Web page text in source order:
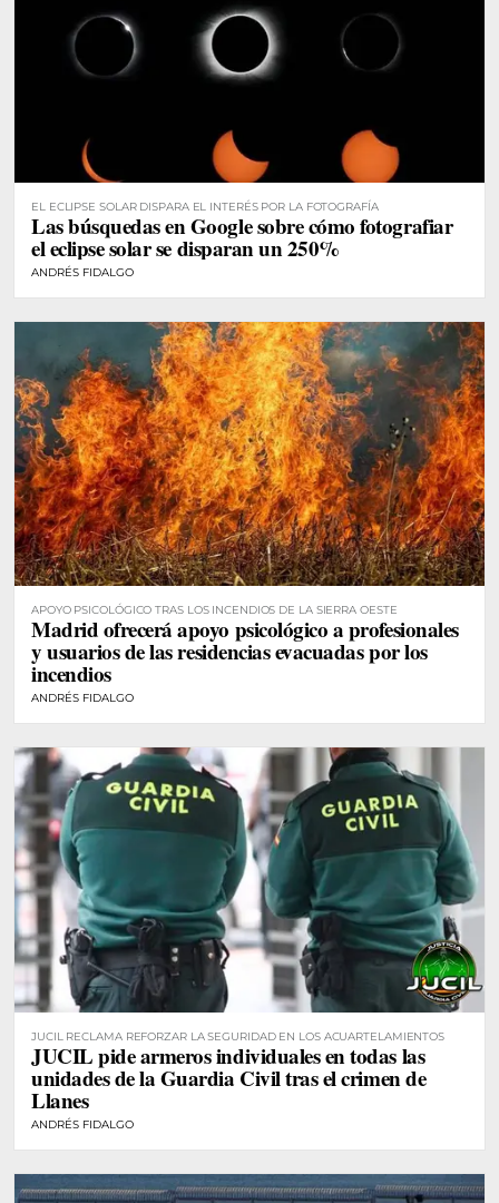
EL ECLIPSE SOLAR DISPARA EL INTERÉS POR LA FOTOGRAFÍA
Las búsquedas en Google sobre cómo fotografiar
el eclipse solar se disparan un 250%
ANDRÉS FIDALGO
APOYO PSICOLÓGICO TRAS LOS INCENDIOS DE LA SIERRA OESTE
Madrid ofrecerá apoyo psicológico a profesionales
y usuarios de las residencias evacuadas por los
incendios
ANDRÉS FIDALGO
JUCIL RECLAMA REFORZAR LA SEGURIDAD EN LOS ACUARTELAMIENTOS
JUCIL pide armeros individuales en todas las
unidades de la Guardia Civil tras el crimen de
Llanes
ANDRÉS FIDALGO